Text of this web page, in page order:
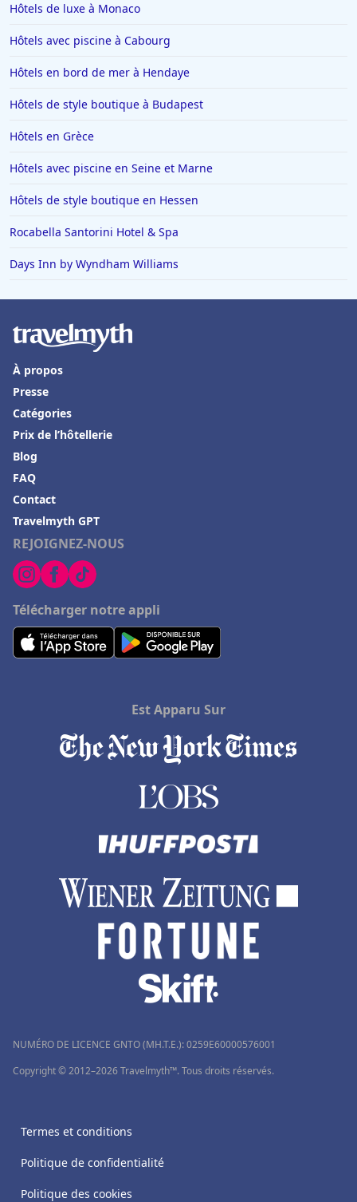
Hôtels de luxe à Monaco
Hôtels avec piscine à Cabourg
Hôtels en bord de mer à Hendaye
Hôtels de style boutique à Budapest
Hôtels en Grèce
Hôtels avec piscine en Seine et Marne
Hôtels de style boutique en Hessen
Rocabella Santorini Hotel & Spa
Days Inn by Wyndham Williams
REJOIGNEZ-NOUS
Télécharger notre appli
À propos
Presse
Catégories
Prix de l’hôtellerie
Blog
FAQ
Contact
Travelmyth GPT
Est Apparu Sur
NUMÉRO DE LICENCE GNTO (MH.T.E.): 0259Ε60000576001
Copyright © 2012–2026 Travelmyth™. Tous droits réservés.
Termes et conditions
Politique de confidentialité
Politique des cookies